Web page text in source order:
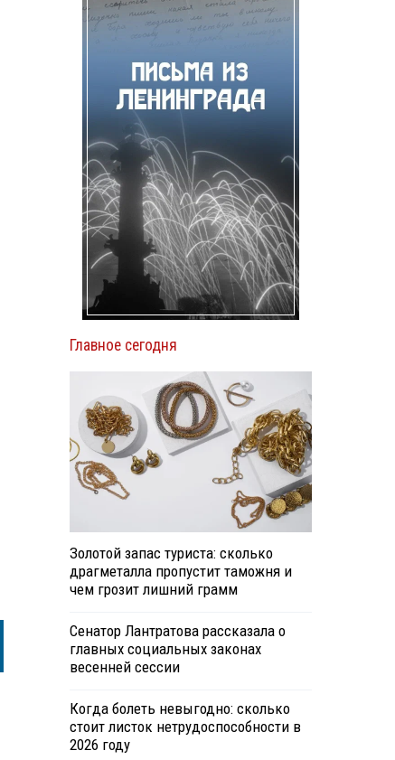
Главное сегодня
Золотой запас туриста: сколько
драгметалла пропустит таможня и
чем грозит лишний грамм
Сенатор Лантратова рассказала о
главных социальных законах
весенней сессии
Когда болеть невыгодно: сколько
стоит листок нетрудоспособности в
2026 году